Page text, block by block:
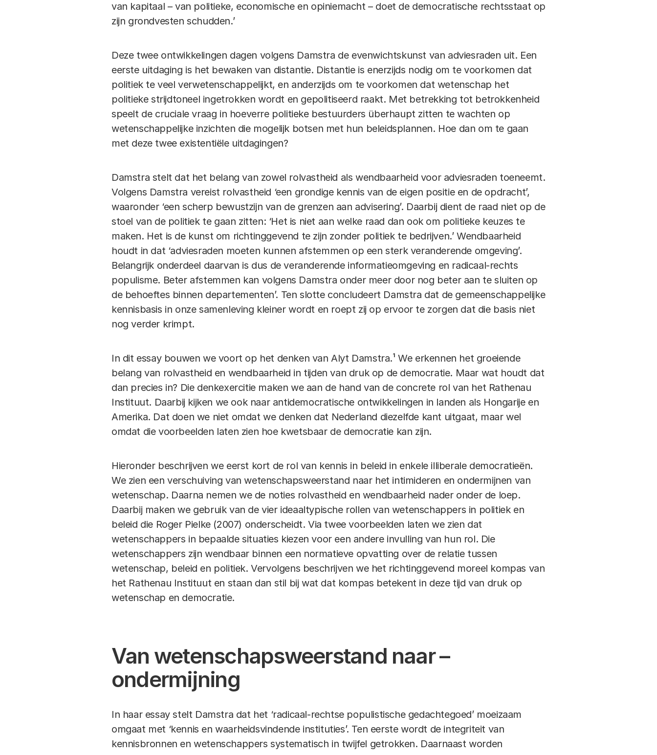
van kapitaal – van politieke, economische en opiniemacht – doet de democratische rechtsstaat op
zijn grondvesten schudden.’
Deze twee ontwikkelingen dagen volgens Damstra de evenwichtskunst van adviesraden uit. Een
eerste uitdaging is het bewaken van distantie. Distantie is enerzijds nodig om te voorkomen dat
politiek te veel verwetenschappelijkt, en anderzijds om te voorkomen dat wetenschap het
politieke strijdtoneel ingetrokken wordt en gepolitiseerd raakt. Met betrekking tot betrokkenheid
speelt de cruciale vraag in hoeverre politieke bestuurders überhaupt zitten te wachten op
wetenschappelijke inzichten die mogelijk botsen met hun beleidsplannen. Hoe dan om te gaan
met deze twee existentiële uitdagingen?
Damstra stelt dat het belang van zowel rolvastheid als wendbaarheid voor adviesraden toeneemt.
Volgens Damstra vereist rolvastheid ‘een grondige kennis van de eigen positie en de opdracht’,
waaronder ‘een scherp bewustzijn van de grenzen aan advisering’. Daarbij dient de raad niet op de
stoel van de politiek te gaan zitten: ‘Het is niet aan welke raad dan ook om politieke keuzes te
maken. Het is de kunst om richtinggevend te zijn zonder politiek te bedrijven.’ Wendbaarheid
houdt in dat ‘adviesraden moeten kunnen afstemmen op een sterk veranderende omgeving’.
Belangrijk onderdeel daarvan is dus de veranderende informatieomgeving en radicaal-rechts
populisme. Beter afstemmen kan volgens Damstra onder meer door nog beter aan te sluiten op
de behoeftes binnen departementen’. Ten slotte concludeert Damstra dat de gemeenschappelijke
kennisbasis in onze samenleving kleiner wordt en roept zij op ervoor te zorgen dat die basis niet
nog verder krimpt.
In dit essay bouwen we voort op het denken van Alyt Damstra.¹ We erkennen het groeiende
belang van rolvastheid en wendbaarheid in tijden van druk op de democratie. Maar wat houdt dat
dan precies in? Die denkexercitie maken we aan de hand van de concrete rol van het Rathenau
Instituut. Daarbij kijken we ook naar antidemocratische ontwikkelingen in landen als Hongarije en
Amerika. Dat doen we niet omdat we denken dat Nederland diezelfde kant uitgaat, maar wel
omdat die voorbeelden laten zien hoe kwetsbaar de democratie kan zijn.
Hieronder beschrijven we eerst kort de rol van kennis in beleid in enkele illiberale democratieën.
We zien een verschuiving van wetenschapsweerstand naar het intimideren en ondermijnen van
wetenschap. Daarna nemen we de noties rolvastheid en wendbaarheid nader onder de loep.
Daarbij maken we gebruik van de vier ideaaltypische rollen van wetenschappers in politiek en
beleid die Roger Pielke (2007) onderscheidt. Via twee voorbeelden laten we zien dat
wetenschappers in bepaalde situaties kiezen voor een andere invulling van hun rol. Die
wetenschappers zijn wendbaar binnen een normatieve opvatting over de relatie tussen
wetenschap, beleid en politiek. Vervolgens beschrijven we het richtinggevend moreel kompas van
het Rathenau Instituut en staan dan stil bij wat dat kompas betekent in deze tijd van druk op
wetenschap en democratie.
Van wetenschapsweerstand naar –
ondermijning
In haar essay stelt Damstra dat het ‘radicaal-rechtse populistische gedachtegoed’ moeizaam
omgaat met ‘kennis en waarheidsvindende instituties’. Ten eerste wordt de integriteit van
kennisbronnen en wetenschappers systematisch in twijfel getrokken. Daarnaast worden